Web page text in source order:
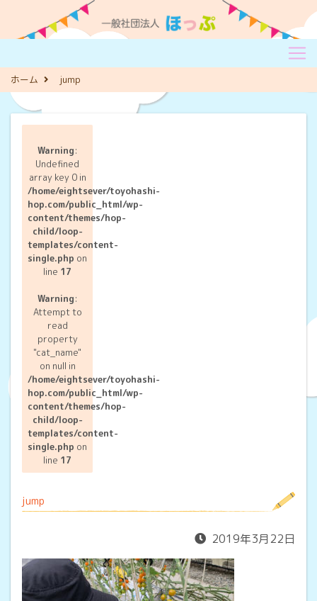
ホーム jump
Warning:
Undefined
array key 0 in
/home/eightsever/toyohashi-
hop.com/public_html/wp-
content/themes/hop-
child/loop-
templates/content-
single.php on
line 17
Warning:
Attempt to
read
property
"cat_name"
on null in
/home/eightsever/toyohashi-
hop.com/public_html/wp-
content/themes/hop-
child/loop-
templates/content-
single.php on
line 17
jump
2019年3月22日